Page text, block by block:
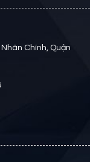
Chính, Quận